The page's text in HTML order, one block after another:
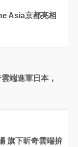
Asia京都亮相
端進軍日本，
旗下昕奇雲端拚